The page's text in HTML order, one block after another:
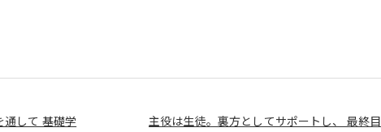
して 基礎学
主役は生徒。裏方としてサポートし、 最終目